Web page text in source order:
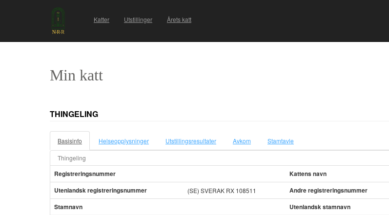
Katter Utstillinger Årets katt
Min katt
THINGELING
Basisinfo Helseopplysninger Utstillingsresultater Avkom Stamtavle
Thingeling
Registreringsnummer Kattens navn
Utenlandsk registreringsnummer (SE) SVERAK RX 108511
Andre registreringsnummer
Stamnavn
Utenlandsk stamnavn